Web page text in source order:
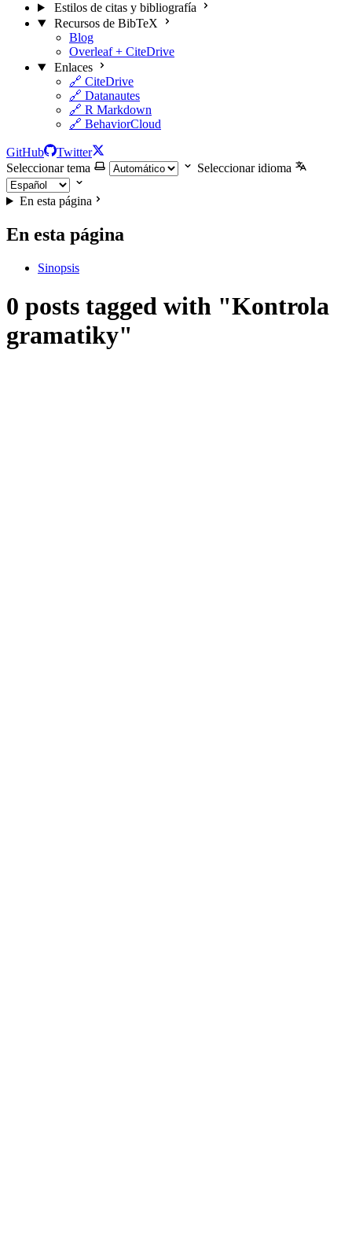
Estilos de citas y bibliografía
Recursos de BibTeX
Blog
Overleaf + CiteDrive
Enlaces
🔗 CiteDrive
🔗 Datanautes
🔗 R Markdown
🔗 BehaviorCloud
GitHub
Twitter
Seleccionar tema
Seleccionar idioma
En esta página
En esta página
Sinopsis
0 posts tagged with "Kontrola
gramatiky"